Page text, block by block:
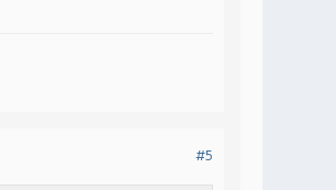
#5